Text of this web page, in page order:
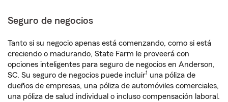
Seguro de negocios
Tanto si su negocio apenas está comenzando, como si está
creciendo o madurando, State Farm le proveerá con
opciones inteligentes para seguro de negocios en Anderson,
SC. Su seguro de negocios puede incluir1 una póliza de
dueños de empresas, una póliza de automóviles comerciales,
una póliza de salud individual o incluso compensación laboral.